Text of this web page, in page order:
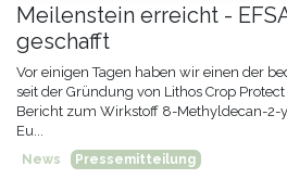
Meilenstein erreicht -
geschafft
Vor einigen Tagen haben wir einen der
seit der Gründung von Lithos Crop
Bericht zum Wirkstoff 8-Methyldecan-2-
Eu...
News
Pressemitteilung